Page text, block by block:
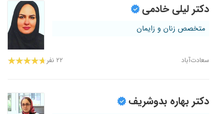
دکتر لیلی خادمی
متخصص زنان و زایمان
سعادت‌آباد ۲۲ نفر
دکتر بهاره بدوشریف